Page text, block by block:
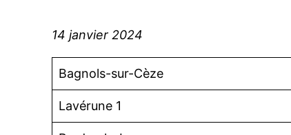
14 janvier 2024
Bagnols-sur-Cèze
Lavérune 1